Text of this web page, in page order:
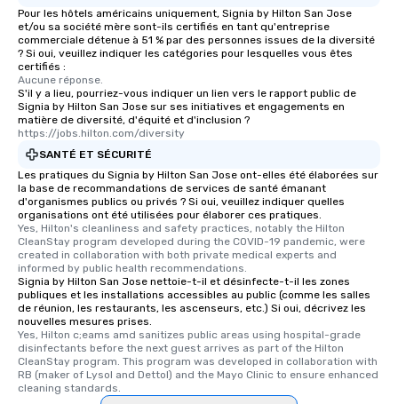
Pour les hôtels américains uniquement, Signia by Hilton San Jose
et/ou sa société mère sont-ils certifiés en tant qu'entreprise
commerciale détenue à 51 % par des personnes issues de la diversité
? Si oui, veuillez indiquer les catégories pour lesquelles vous êtes
certifiés :
Aucune réponse.
S'il y a lieu, pourriez-vous indiquer un lien vers le rapport public de
Signia by Hilton San Jose sur ses initiatives et engagements en
matière de diversité, d'équité et d'inclusion ?
https://jobs.hilton.com/diversity
SANTÉ ET SÉCURITÉ
Les pratiques du Signia by Hilton San Jose ont-elles été élaborées sur
la base de recommandations de services de santé émanant
d'organismes publics ou privés ? Si oui, veuillez indiquer quelles
organisations ont été utilisées pour élaborer ces pratiques.
Yes, Hilton's cleanliness and safety practices, notably the Hilton
CleanStay program developed during the COVID-19 pandemic, were
created in collaboration with both private medical experts and
informed by public health recommendations.
Signia by Hilton San Jose nettoie-t-il et désinfecte-t-il les zones
publiques et les installations accessibles au public (comme les salles
de réunion, les restaurants, les ascenseurs, etc.) Si oui, décrivez les
nouvelles mesures prises.
Yes, Hilton c;eams amd sanitizes public areas using hospital-grade
disinfectants before the next guest arrives as part of the Hilton
CleanStay program. This program was developed in collaboration with
RB (maker of Lysol and Dettol) and the Mayo Clinic to ensure enhanced
cleaning standards.